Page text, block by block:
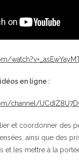
en ligne :
channel/
et coordonner des
ainsi que des
et les mettre à la